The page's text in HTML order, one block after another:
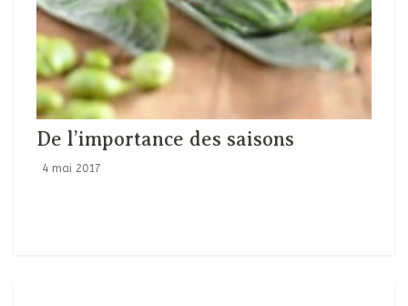
De l’importance des saisons
4 mai 2017